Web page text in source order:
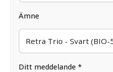
Ämne
Ditt meddelande *